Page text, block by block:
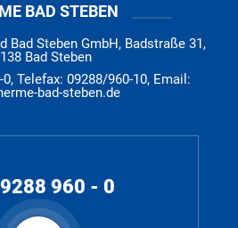
BAD STEBEN
Bad Steben GmbH, Badstraße 31,
Bad Steben
Telefax: 09288/960-10, Email:
bad-steben.de
960 - 0